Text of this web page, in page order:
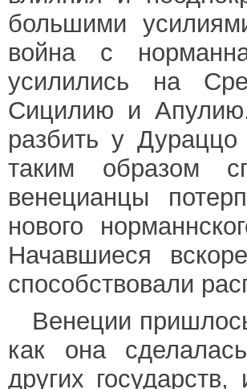
большими
война с
усилились на
Сицилию и
разбить у
таким образом
венецианцы
нового
Начавшиеся
способствовали
Венеции
как она
других